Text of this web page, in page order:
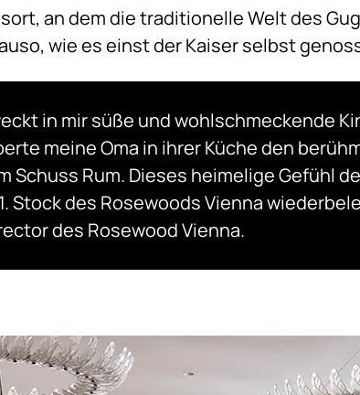
an dem die traditionelle Welt des
wie es einst der Kaiser selbst
in mir süße und wohlschmeckende
meine Oma in ihrer Küche den
Schuss Rum. Dieses heimelige Gefühl
Stock des Rosewoods Vienna
des Rosewood Vienna.